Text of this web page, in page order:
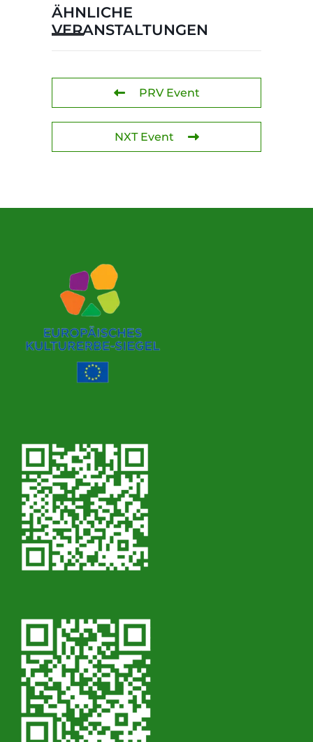
ÄHNLICHE
VERANSTALTUNGEN
PRV Event
NXT Event